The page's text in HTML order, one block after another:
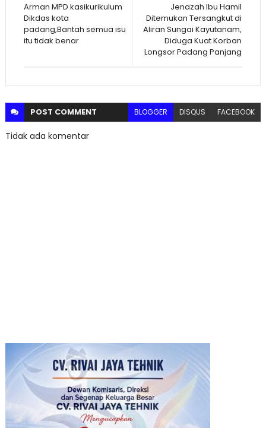
Jenazah Ibu Hamil
Ditemukan Tersangkut di
Aliran Sungai Kayutanam,
Diduga Kuat Korban
Longsor Padang Panjang
Arman MPD kasikurikulum
Dikdas kota
padang,Bantah semua isu
itu tidak benar
POST COMMENT BLOGGER DISQUS FACEBOOK
Tidak ada komentar